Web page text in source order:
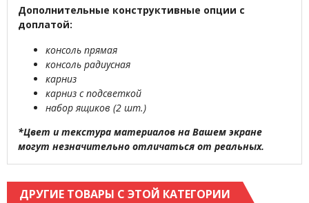
Дополнительные конструктивные опции с
доплатой:
консоль прямая
консоль радиусная
карниз
карниз с подсветкой
набор ящиков (2 шт.)
*Цвет и текстура материалов на Вашем экране
могут незначительно отличаться от реальных.
ДРУГИЕ ТОВАРЫ С ЭТОЙ КАТЕГОРИИ